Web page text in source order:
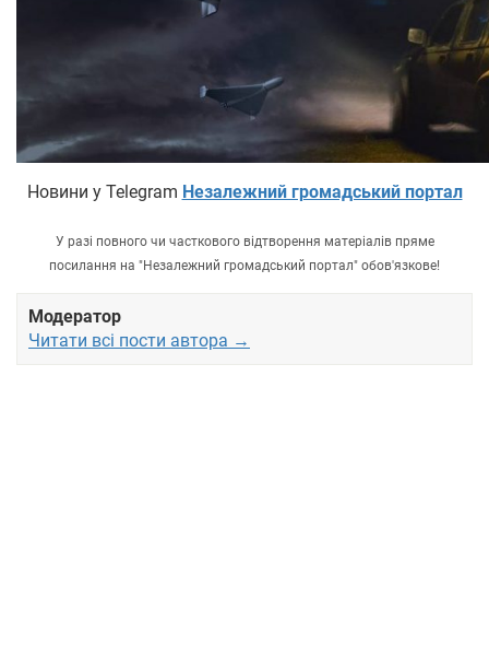
Новини у Telegram Незалежний громадський портал
У разі повного чи часткового відтворення матеріалів пряме
посилання на "Незалежний громадський портал" обов'язкове!
Модератор
Читати всі пости автора →